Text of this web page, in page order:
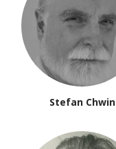
Stefan Chwin